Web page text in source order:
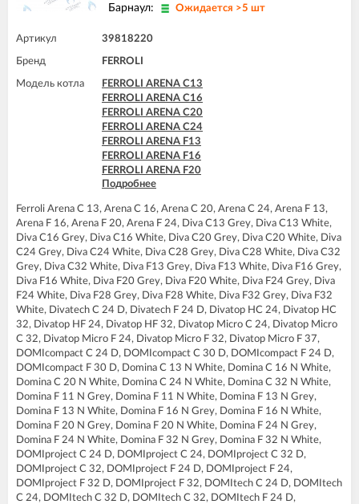
Барнаул: Ожидается >5 шт
Артикул 39818220
Бренд FERROLI
Модель котла
FERROLI ARENA C13
FERROLI ARENA C16
FERROLI ARENA C20
FERROLI ARENA C24
FERROLI ARENA F13
FERROLI ARENA F16
FERROLI ARENA F20
FERROLI ARENA F24
FERROLI BLUEHELIX PRO 32 C
FERROLI BLUEHELIX TECH 18A-E
FERROLI BLUEHELIX TECH 25 A
FERROLI BLUEHELIX TECH 25A-E
FERROLI BLUEHELIX TECH 25C
FERROLI BLUEHELIX TECH 35 A
FERROLI BLUEHELIX TECH 35A-E
FERROLI BLUEHELIX TECH 35C
FERROLI DIVA C13
FERROLI DIVA C16
FERROLI DIVA C20
FERROLI DIVA C24
FERROLI DIVA C28
FERROLI DIVA C32
FERROLI DIVA F13
FERROLI DIVA F16
FERROLI DIVA F20
FERROLI DIVA F24
FERROLI DIVA F28
FERROLI DIVA F32
Подробнее
Ferroli Arena C 13, Arena C 16, Arena C 20, Arena C 24, Arena F 13,
Arena F 16, Arena F 20, Arena F 24, Diva C13 Grey, Diva C13 White,
Diva C16 Grey, Diva C16 White, Diva C20 Grey, Diva C20 White, Diva
C24 Grey, Diva C24 White, Diva C28 Grey, Diva C28 White, Diva C32
Grey, Diva C32 White, Diva F13 Grey, Diva F13 White, Diva F16 Grey,
Diva F16 White, Diva F20 Grey, Diva F20 White, Diva F24 Grey, Diva
F24 White, Diva F28 Grey, Diva F28 White, Diva F32 Grey, Diva F32
White, Divatech C 24 D, Divatech F 24 D, Divatop HC 24, Divatop HC
32, Divatop HF 24, Divatop HF 32, Divatop Micro C 24, Divatop Micro
C 32, Divatop Micro F 24, Divatop Micro F 32, Divatop Micro F 37,
DOMIcompact C 24 D, DOMIcompact C 30 D, DOMIcompact F 24 D,
DOMIcompact F 30 D, Domina C 13 N White, Domina C 16 N White,
Domina C 20 N White, Domina C 24 N White, Domina C 32 N White,
Domina F 11 N Grey, Domina F 11 N White, Domina F 13 N Grey,
Domina F 13 N White, Domina F 16 N Grey, Domina F 16 N White,
Domina F 20 N Grey, Domina F 20 N White, Domina F 24 N Grey,
Domina F 24 N White, Domina F 32 N Grey, Domina F 32 N White,
DOMIproject C 24 D, DOMIproject C 24, DOMIproject C 32 D,
DOMIproject C 32, DOMIproject F 24 D, DOMIproject F 24,
DOMIproject F 32 D, DOMIproject F 32, DOMItech C 24 D, DOMItech
C 24, DOMItech C 32 D, DOMItech C 32, DOMItech F 24 D,